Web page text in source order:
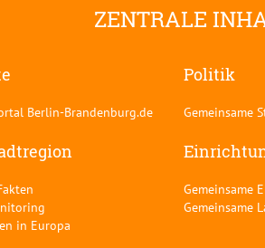
ZENTRALE
Berlin-Brandenburg.de
in Europa
Politik
Gemeinsame
Gemeinsame
Gemeinsame